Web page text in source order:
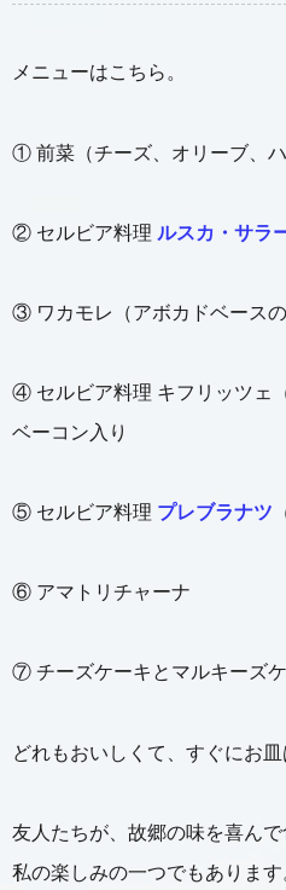
メニューはこちら。
① 前菜（チーズ、オリーブ、
② セルビア料理 ルスカ・サラ
③ ワカモレ（アボカドベースの
④ セルビア料理 キフリッツェ
ベーコン入り
⑤ セルビア料理 プレブラナツ
⑥ アマトリチャーナ
⑦ チーズケーキとマルキーズ
どれもおいしくて、すぐにお皿
友人たちが、故郷の味を喜ん
私の楽しみの一つでもあります